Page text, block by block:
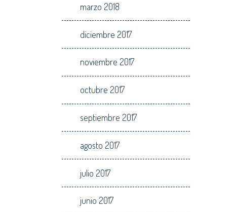
marzo 2018
diciembre 2017
noviembre 2017
octubre 2017
septiembre 2017
agosto 2017
julio 2017
junio 2017